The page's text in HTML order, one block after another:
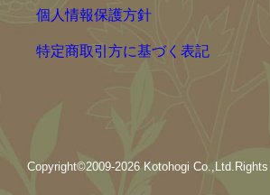
個人情報保護方針
特定商取引方に基づく表記
Copyright©2009-2026 Kotohogi Co.,Ltd.Rights